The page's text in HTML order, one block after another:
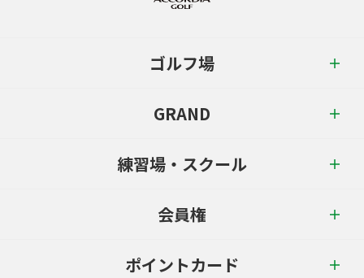
ゴルフ場
GRAND
練習場・スクール
会員権
ポイントカード